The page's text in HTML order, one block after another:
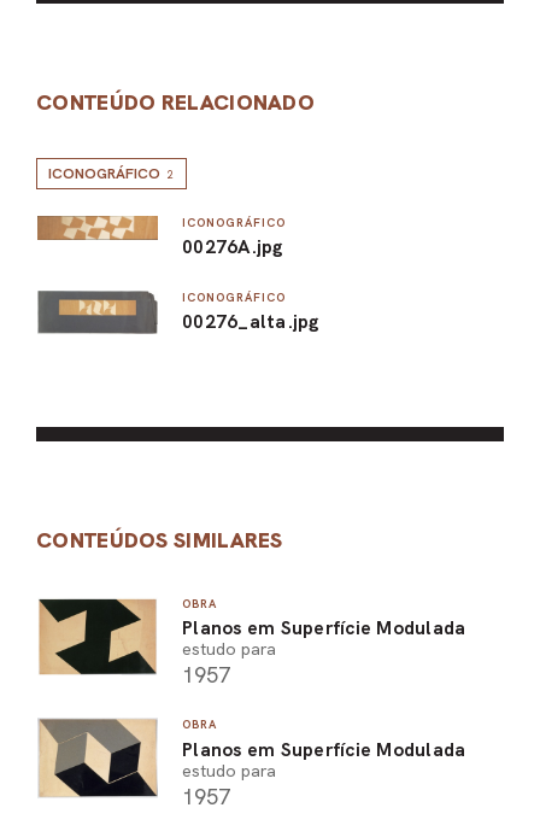
CONTEÚDO RELACIONADO
ICONOGRÁFICO 2
ICONOGRÁFICO
00276A.jpg
ICONOGRÁFICO
00276_alta.jpg
CONTEÚDOS SIMILARES
OBRA
Planos em Superfície Modulada
estudo para
1957
OBRA
Planos em Superfície Modulada
estudo para
1957